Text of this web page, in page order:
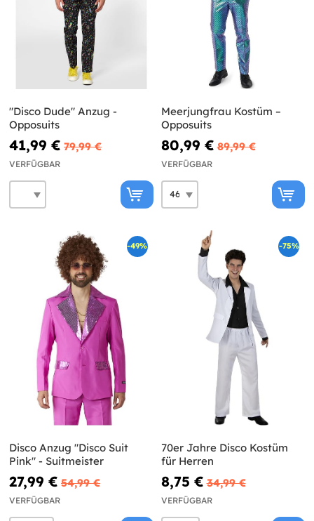
"Disco Dude" Anzug -
Opposuits
41,99 € 79,99 €
VERFÜGBAR
Meerjungfrau Kostüm –
Opposuits
80,99 € 89,99 €
VERFÜGBAR
-49%
Disco Anzug "Disco Suit
Pink" - Suitmeister
27,99 € 54,99 €
VERFÜGBAR
-75%
70er Jahre Disco Kostüm
für Herren
8,75 € 34,99 €
VERFÜGBAR